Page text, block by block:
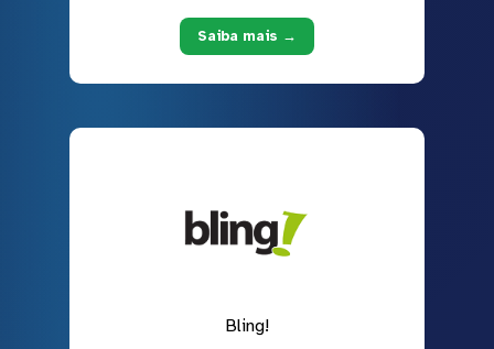
Saiba mais →
Bling!